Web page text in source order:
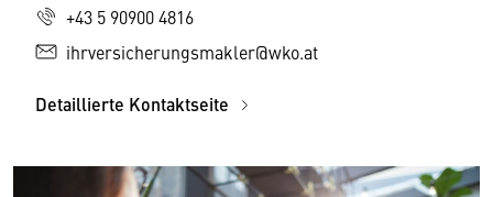
+43 5 90900 4816
ihrversicherungsmakler@wko.at
Detaillierte Kontaktseite